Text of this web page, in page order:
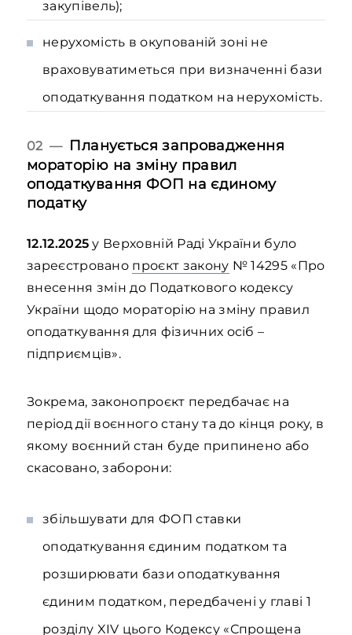
закупівель);
нерухомість в окупованій зоні не
враховуватиметься при визначенні бази
оподаткування податком на нерухомість.
02 — Планується запровадження
мораторію на зміну правил
оподаткування ФОП на єдиному
податку
12.12.2025 у Верховній Раді України було
зареєстровано проєкт закону № 14295 «Про
внесення змін до Податкового кодексу
України щодо мораторію на зміну правил
оподаткування для фізичних осіб –
підприємців».
Зокрема, законопроєкт передбачає на
період дії воєнного стану та до кінця року, в
якому воєнний стан буде припинено або
скасовано, заборони:
збільшувати для ФОП ставки
оподаткування єдиним податком та
розширювати бази оподаткування
єдиним податком, передбачені у главі 1
розділу XIV цього Кодексу «Спрощена